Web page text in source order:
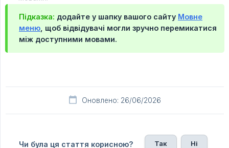
Підказка: додайте у шапку вашого сайту Мовне
меню , щоб відвідувачі могли зручно перемикатися
між доступними мовами.
Оновлено: 26/06/2026
Чи була ця стаття корисною? Так Ні